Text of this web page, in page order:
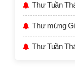
Thư Tuần
Thư mừng
Thư Tuần